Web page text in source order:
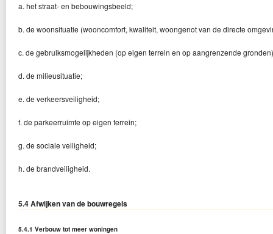
a. het straat- en bebouwingsbeeld;
b. de woonsituatie (wooncomfort, kwaliteit, woongenot van de directe
c. de gebruiksmogelijkheden (op eigen terrein en op aangrenzende
d. de milieusituatie;
e. de verkeersveiligheid;
f. de parkeerruimte op eigen terrein;
g. de sociale veiligheid;
h. de brandveiligheid.
5.4 Afwijken van de bouwregels
5.4.1 Verbouw tot meer woningen